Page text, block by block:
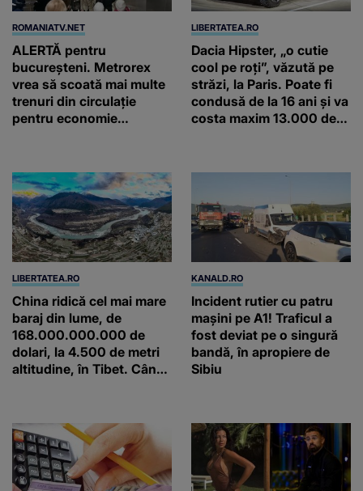
ROMANIATV.NET
ALERTĂ pentru
bucureșteni. Metrorex
vrea să scoată mai multe
trenuri din circulație
pentru economie
minute
LIBERTATEA.RO
Dacia Hipster, „o cutie
cool pe roți”, văzută pe
străzi, la Paris. Poate fi
condusă de la 16 ani și va
costa maxim 13.000 de
LIBERTATEA.RO
China ridică cel mai mare
baraj din lume, de
168.000.000.000 de
dolari, la 4.500 de metri
altitudine, în Tibet. Când
KANALD.RO
Incident rutier cu patru
mașini pe A1! Traficul a
fost deviat pe o singură
bandă, în apropiere de
Sibiu